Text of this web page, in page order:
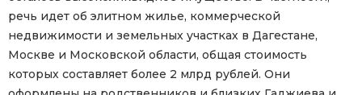
речь идет об элитном жилье, коммерческой
недвижимости и земельных участках в Дагестане,
Москве и Московской области, общая стоимость
которых составляет более 2 млрд рублей. Они